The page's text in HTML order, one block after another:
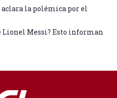
aclara la polémica por el
Lionel Messi? Esto informan